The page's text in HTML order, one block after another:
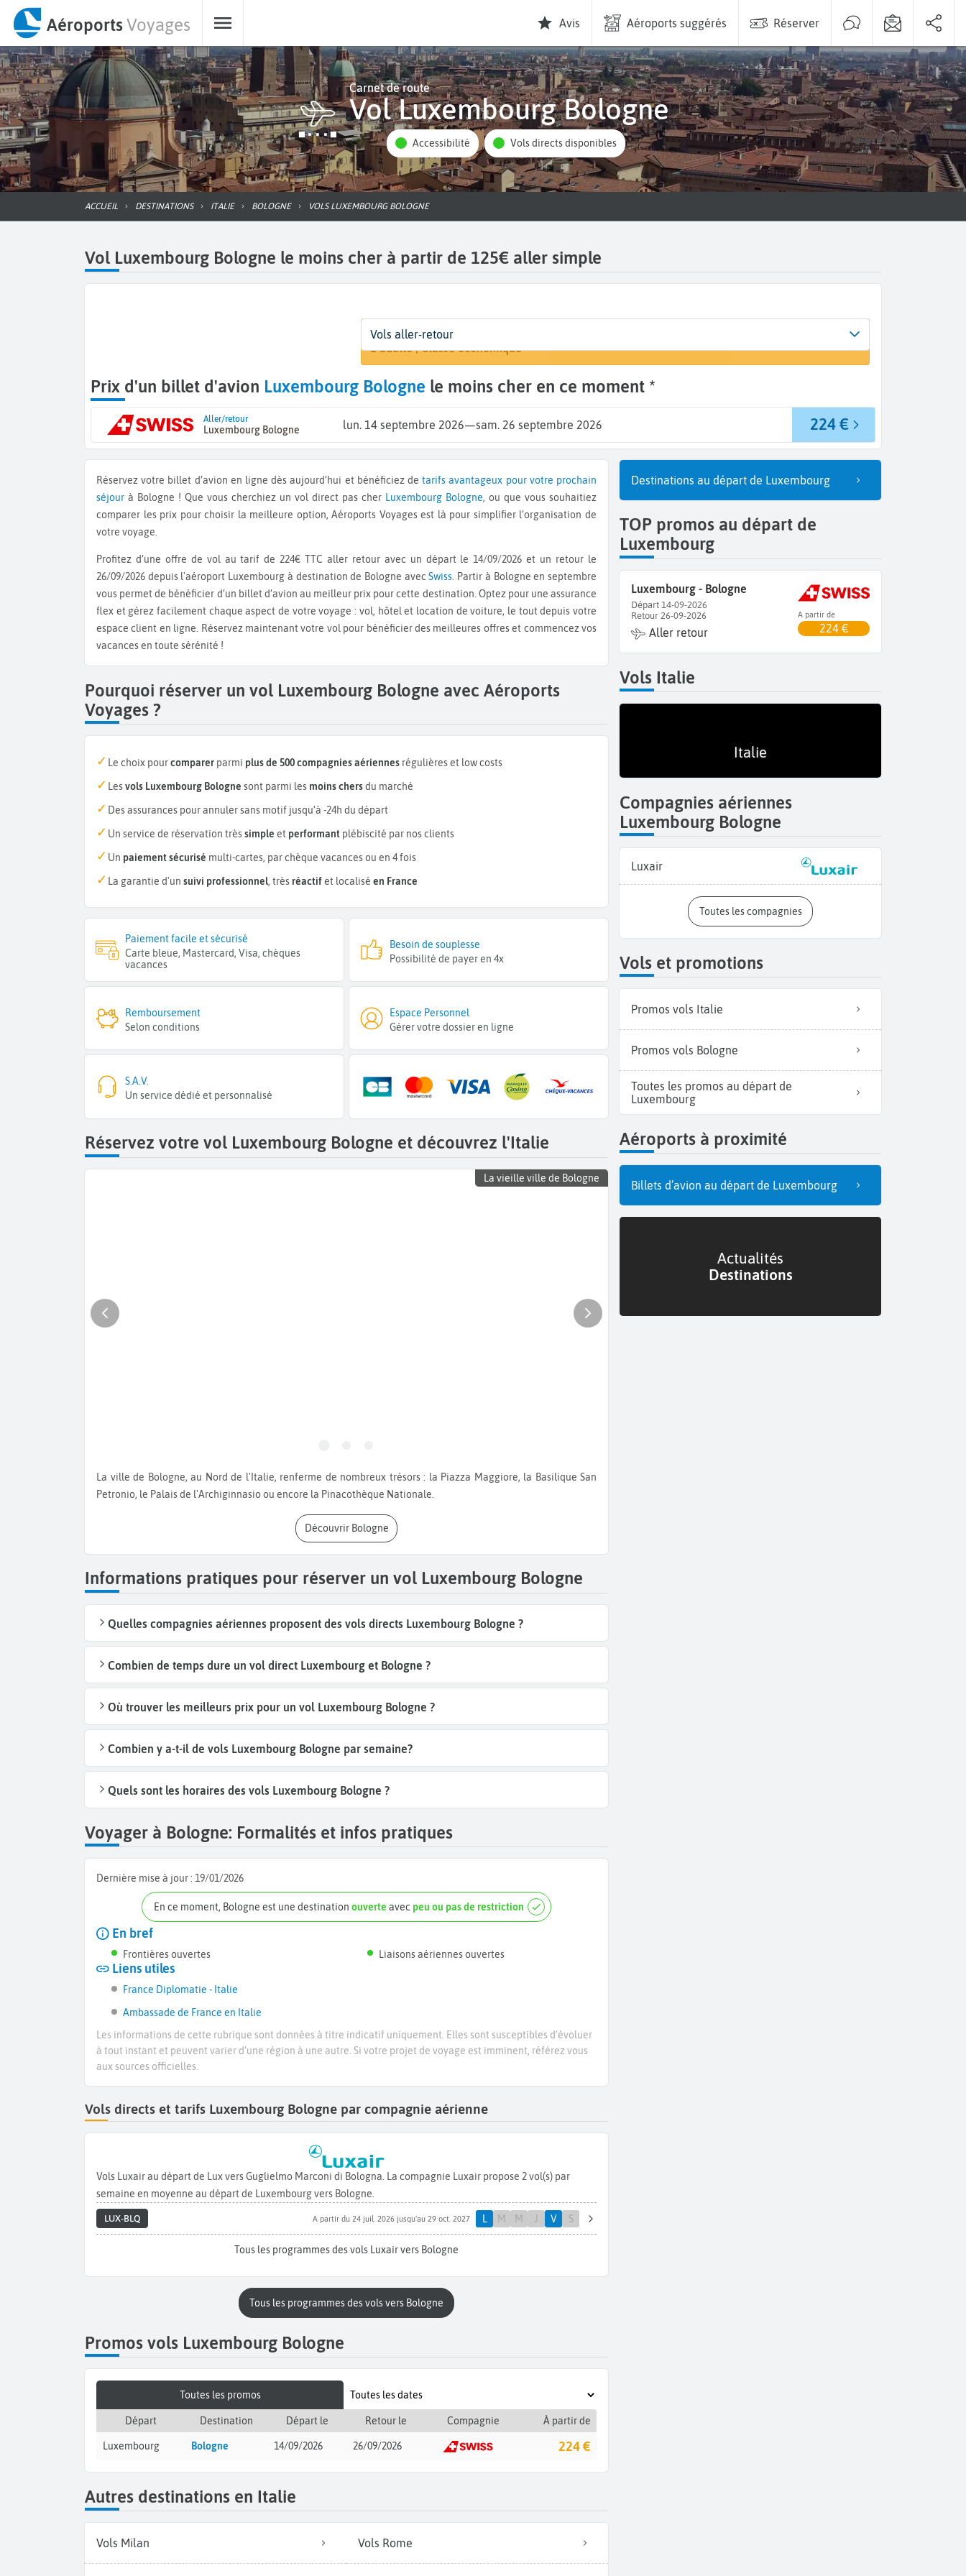
AéroportsVoyages Avis Aéroports suggérés Réserver
Carnet de route
Vol Luxembourg Bologne
Accessibilité Vols directs disponibles
ACCUEIL DESTINATIONS ITALIE BOLOGNE VOLS LUXEMBOURG BOLOGNE
Vol Luxembourg Bologne le moins cher à partir de 125€ aller simple
Départ
Luxembourg (LUX) Bologne (BLQ)
Dates
14 sept. - 26 sept.
Voyageurs | Classe
1 adulte | Classe économique
Vols aller-retour
Prix d'un billet d'avion Luxembourg Bologne le moins cher en ce moment *
Aller/retour
Luxembourg Bologne lun. 14 septembre 2026—sam. 26 septembre 2026 224 €
Réservez votre billet d’avion en ligne dès aujourd’hui et bénéficiez detarifs avantageux pour votre prochain
séjour à Bologne ! Que vous cherchiez un vol direct pas cher Luxembourg Bologne, ou que vous souhaitiez
comparer les prix pour choisir la meilleure option, Aéroports Voyages est là pour simplifier l’organisation de
votre voyage.
Profitez d’une offre de vol au tarif de 224€ TTC aller retour avec un départ le 14/09/2026 et un retour le
26/09/2026 depuis l'aéroport Luxembourg à destination de Bologne avecSwiss . Partir à Bologne en septembre
vous permet de bénéficier d’un billet d’avion au meilleur prix pour cette destination. Optez pour une assurance
flex et gérez facilement chaque aspect de votre voyage : vol, hôtel et location de voiture, le tout depuis votre
espace client en ligne. Réservez maintenant votre vol pour bénéficier des meilleures offres et commencez vos
vacances en toute sérénité !
Pourquoi réserver un vol Luxembourg Bologne avec Aéroports
Voyages ?
Le choix pourcomparer parmi plus de 500 compagnies aériennes régulières et low costs
Lesvols Luxembourg Bologne sont parmi les moins chersdu marché
Des assurances pour annuler sans motif jusqu’à -24h du départ
Un service de réservation trèssimple et performant plébiscité par nos clients
Un paiement sécurisé multi-cartes, par chèque vacances ou en 4 fois
La garantie d'un suivi professionnel, très réactifet localisé en France
Paiement facile et sécurisé
Carte bleue, Mastercard, Visa, chèques
vacances
Besoin de souplesse
Possibilité de payer en 4x
Remboursement
Selon conditions
Espace Personnel
Gérer votre dossier en ligne
S.A.V.
Un service dédié et personnalisé
Réservez votre vol Luxembourg Bologne et découvrez l'Italie
La vieille ville de Bologne
La ville de Bologne, au Nord de l'Italie, renferme de nombreux trésors : la Piazza Maggiore, la Basilique San
Petronio, le Palais de l'Archiginnasio ou encore la Pinacothèque Nationale.
Découvrir Bologne
Informations pratiques pour réserver un vol Luxembourg Bologne
Quelles compagnies aériennes proposent des vols directs Luxembourg Bologne ?
Combien de temps dure un vol direct Luxembourg et Bologne ?
Où trouver les meilleurs prix pour un vol Luxembourg Bologne ?
Combien y a-t-il de vols Luxembourg Bologne par semaine?
Quels sont les horaires des vols Luxembourg Bologne ?
Voyager à Bologne: Formalités et infos pratiques
Dernière mise à jour : 19/01/2026
En ce moment, Bologne est une destinationouverte avec peu ou pas de restriction
En bref
Frontières ouvertes Liaisons aériennes ouvertes
Liens utiles
France Diplomatie - Italie
Ambassade de France en Italie
Les informations de cette rubrique sont données à titre indicatif uniquement. Elles sont susceptibles d’évoluer
à tout instant et peuvent varier d’une région à une autre. Si votre projet de voyage est imminent, référez vous
aux sources officielles.
Vols directs et tarifs Luxembourg Bologne par compagnie aérienne
Vols Luxair au départ de Lux vers Guglielmo Marconi di Bologna. La compagnie Luxair propose 2 vol(s) par
semaine en moyenne au départ de Luxembourg vers Bologne.
LUX-BLQ A partir du 24 juil. 2026 jusqu'au 29 oct. 2027 L M M J V S
Tous les programmes des vols Luxair vers Bologne
Tous les programmes des vols vers Bologne
Promos vols Luxembourg Bologne
Toutes les promos
Départ Destination Départ le Retour le Compagnie À partir de
Luxembourg Bologne 14/09/2026 26/09/2026 224 €
Autres destinations en Italie
Vols Milan Vols Rome
Destinations au départ de Luxembourg
TOP promos au départ de
Luxembourg
Luxembourg - Bologne
Départ 14-09-2026
Retour 26-09-2026
Aller retour
A partir de
224 €
Vols Italie
Italie
Compagnies aériennes
Luxembourg Bologne
Luxair
Toutes les compagnies
Vols et promotions
Promos vols Italie
Promos vols Bologne
Toutes les promos au départ de
Luxembourg
Aéroports à proximité
Billets d’avion au départ de Luxembourg
Actualités
Destinations